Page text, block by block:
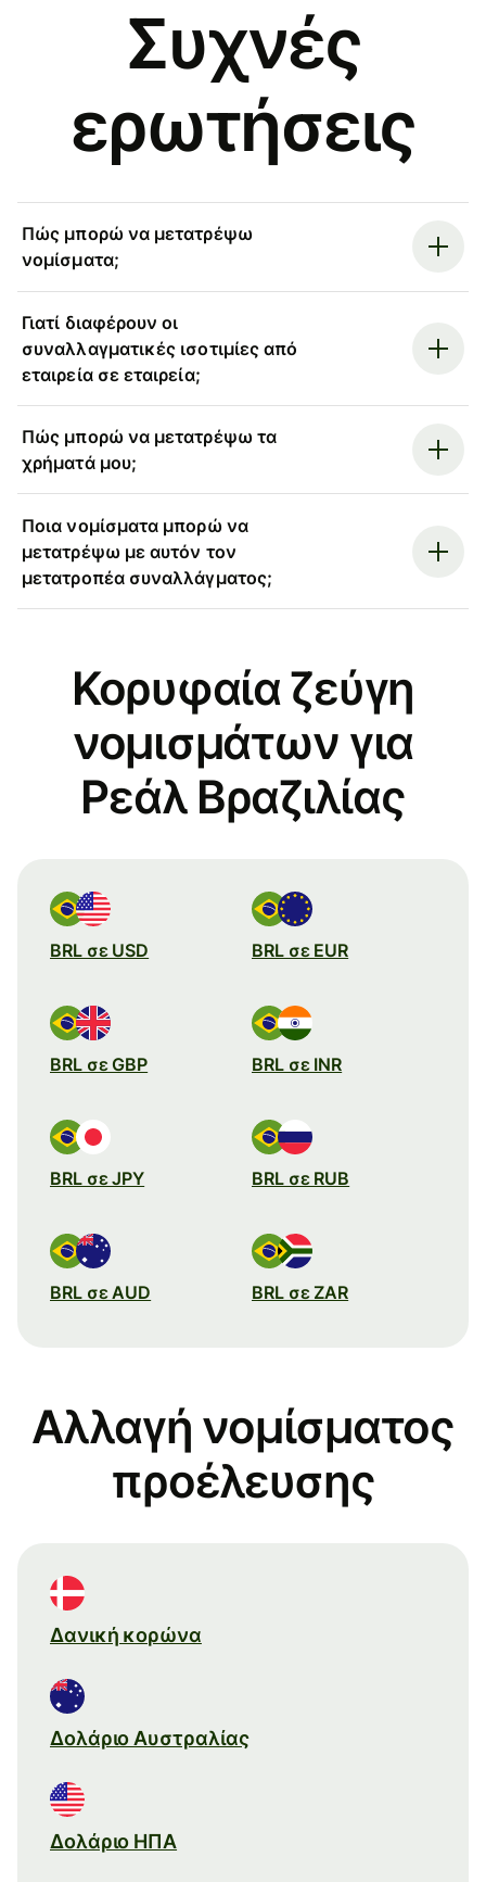
Συχνές
ερωτήσεις
Πώς μπορώ να μετατρέψω
νομίσματα;
Γιατί διαφέρουν οι
συναλλαγματικές ισοτιμίες από
εταιρεία σε εταιρεία;
Πώς μπορώ να μετατρέψω τα
χρήματά μου;
Ποια νομίσματα μπορώ να
μετατρέψω με αυτόν τον
μετατροπέα συναλλάγματος;
Κορυφαία ζεύγη
νομισμάτων για
Ρεάλ Βραζιλίας
BRL σε USD BRL σε EUR
BRL σε GBP BRL σε INR
BRL σε JPY BRL σε RUB
BRL σε AUD BRL σε ZAR
Αλλαγή νομίσματος
προέλευσης
Δανική κορώνα
Δολάριο Αυστραλίας
Δολάριο ΗΠΑ